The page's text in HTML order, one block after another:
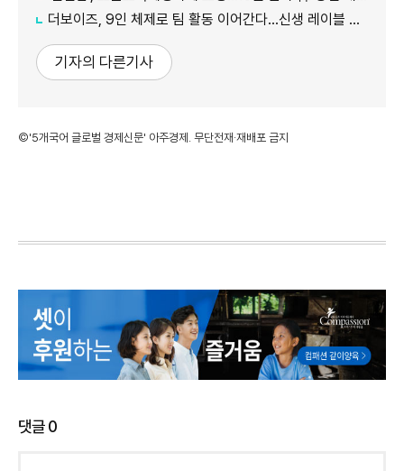
더보이즈, 9인 체제로 팀 활동 이어간다…신생 레이블 계약 완료
기자의 다른기사
©'5개국어 글로벌 경제신문' 아주경제. 무단전재·재배포 금지
댓글0